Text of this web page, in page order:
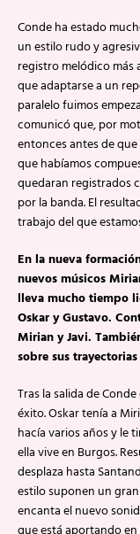
Conde ha estado
un estilo rudo y
registro melódico más
que adaptarse a un
paralelo fuimos
comunicó que, por
entonces antes de
que habíamos
quedaran registrados
por la banda. El
trabajo del que
En la nueva
nuevos músicos
lleva mucho tiempo
Oskar y Gustavo.
Mirian y Javi.
sobre sus
Tras la salida de
éxito. Oskar tenía a
hacía varios años y le
ella vive en Burgos.
desplaza hasta
estilo suponen un
encanta el nuevo